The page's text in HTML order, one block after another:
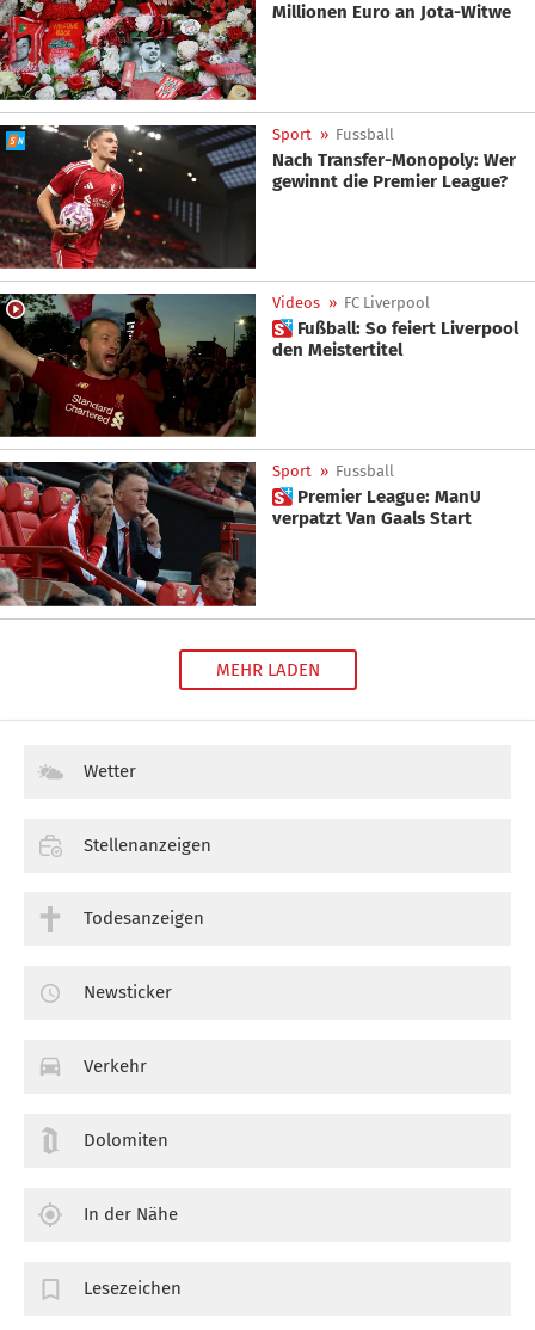
Millionen Euro an Jota-Witwe
Sport » Fussball
Nach Transfer-Monopoly: Wer
gewinnt die Premier League?
Videos » FC Liverpool
 Fußball: So feiert Liverpool
den Meistertitel
Sport » Fussball
 Premier League: ManU
verpatzt Van Gaals Start
MEHR LADEN
Wetter
Stellenanzeigen
Todesanzeigen
Newsticker
Verkehr
Dolomiten
In der Nähe
Lesezeichen